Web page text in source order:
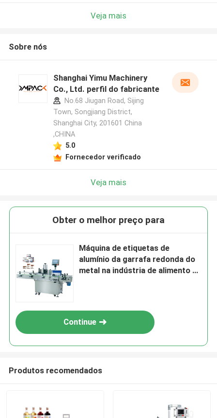
Veja mais
Sobre nós
Shanghai Yimu Machinery
Co., Ltd. perfil do fabricante
No.68 Jiugan Road, Sijing
Town, Songjiang District,
Shanghai City, 201601 China
,CHINA
5.0
Fornecedor verificado
Veja mais
Obter o melhor preço para
Máquina de etiquetas de
alumínio da garrafa redonda do
metal na indústria de alimento e
Continue
Produtos recomendados